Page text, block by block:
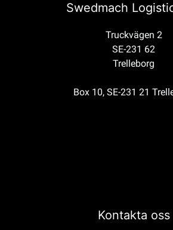
Swedmach
Truckvägen 2
SE-231 62
Trelleborg
Box 10, SE-231 21
Kontakta oss